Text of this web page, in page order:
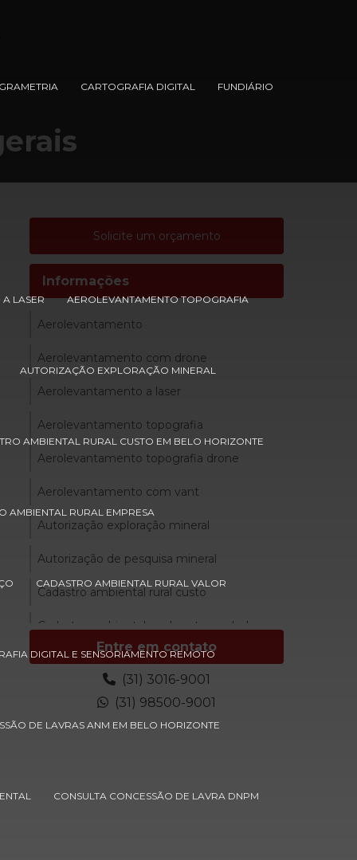
CARTOGRAFIA DIGITAL FUNDIÁRIO
LASER AEROLEVANTAMENTO TOPOGRAFIA
AUTORIZAÇÃO EXPLORAÇÃO MINERAL
AMBIENTAL RURAL CUSTO EM BELO HORIZONTE
AMBIENTAL RURAL EMPRESA
CADASTRO AMBIENTAL RURAL VALOR
DIGITAL E SENSORIAMENTO REMOTO
DE LAVRAS ANM EM BELO HORIZONTE
CONSULTA CONCESSÃO DE LAVRA DNPM
Solicite um orçamento
Informações
Aerolevantamento
Aerolevantamento com drone
Aerolevantamento a laser
Aerolevantamento topografia
Aerolevantamento topografia drone
Aerolevantamento com vant
Autorização exploração mineral
Autorização de pesquisa mineral
Cadastro ambiental rural custo
Cadastro ambiental rural custo em belo
Cadastro ambiental rural custo em
minas gerais
Cadastro ambiental rural empresa
Cadastro ambiental rural preço
Entre em contato
(31) 3016-9001
(31) 98500-9001